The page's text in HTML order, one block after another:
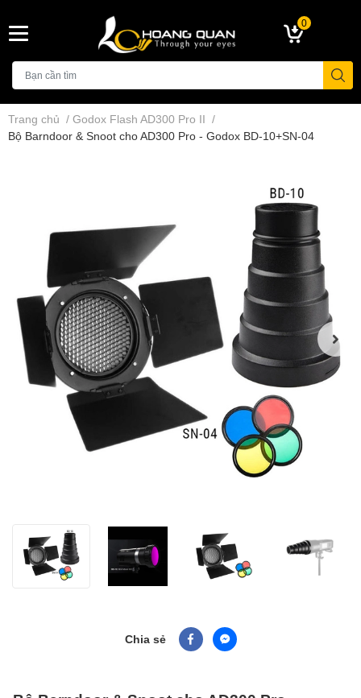
0
Trang chủ / Godox Flash AD300 Pro II /
Bộ Barndoor & Snoot cho AD300 Pro - Godox BD-10+SN-04
Chia sẻ